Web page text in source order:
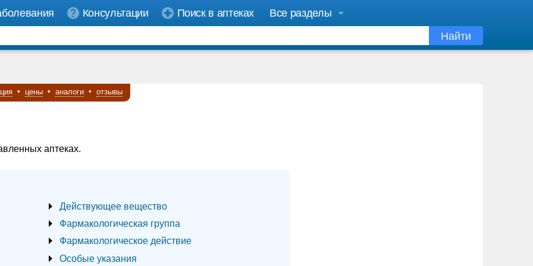
Консультации Поиск в аптеках
Все разделы
Найти
• цены • аналоги • отзывы
аптеках.
Действующее вещество
Фармакологическая группа
Фармакологическое действие
Особые указания